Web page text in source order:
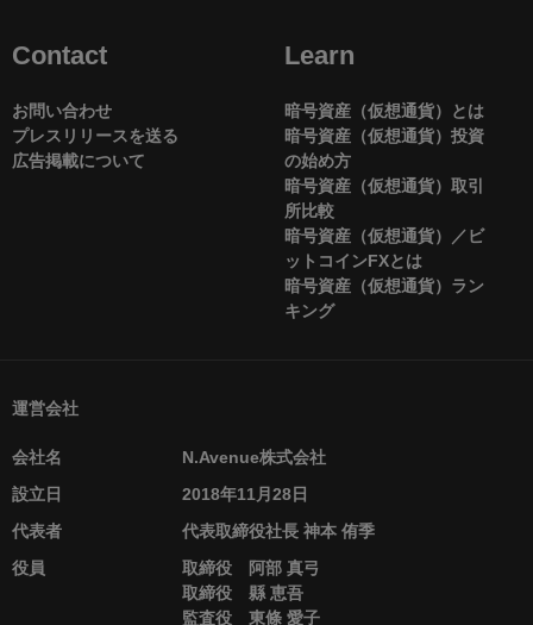
Contact
お問い合わせ
プレスリリースを送る
広告掲載について
Learn
暗号資産（仮想通貨）とは
暗号資産（仮想通貨）投資
の始め方
暗号資産（仮想通貨）取引
所比較
暗号資産（仮想通貨）／ビ
ットコインFXとは
暗号資産（仮想通貨）ラン
キング
運営会社
会社名
N.Avenue株式会社
設立日
2018年11月28日
代表者
代表取締役社長 神本 侑季
役員
取締役 阿部 真弓
取締役 縣 恵吾
監査役 東條 愛子